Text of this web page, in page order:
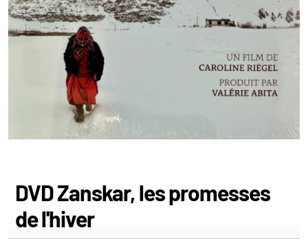
DVD Zanskar, les promesses
de l'hiver